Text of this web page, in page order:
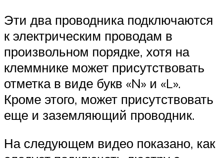
Эти два проводника подключаются
к электрическим проводам в
произвольном порядке, хотя на
клеммнике может присутствовать
отметка в виде букв «N» и «L».
Кроме этого, может присутствовать
еще и заземляющий проводник.
На следующем видео показано, как